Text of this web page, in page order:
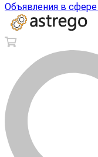
Объявления в